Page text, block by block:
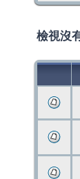
檢視沒